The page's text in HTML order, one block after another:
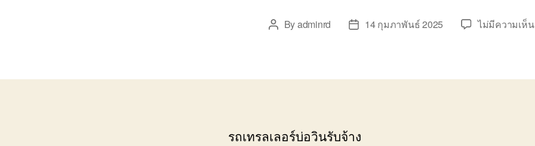
Post
Byadminrd
Post14 กุมภาพันธ์ 2025 ไม่มีความเห็น
รถเทรลเลอร์บ่อวินรับจ้าง